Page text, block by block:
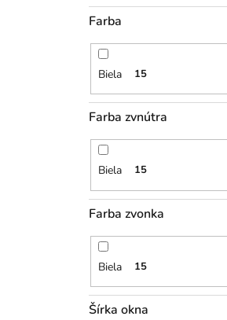
Farba
Biela 15
Farba zvnútra
Biela 15
Farba zvonka
Biela 15
Šírka okna